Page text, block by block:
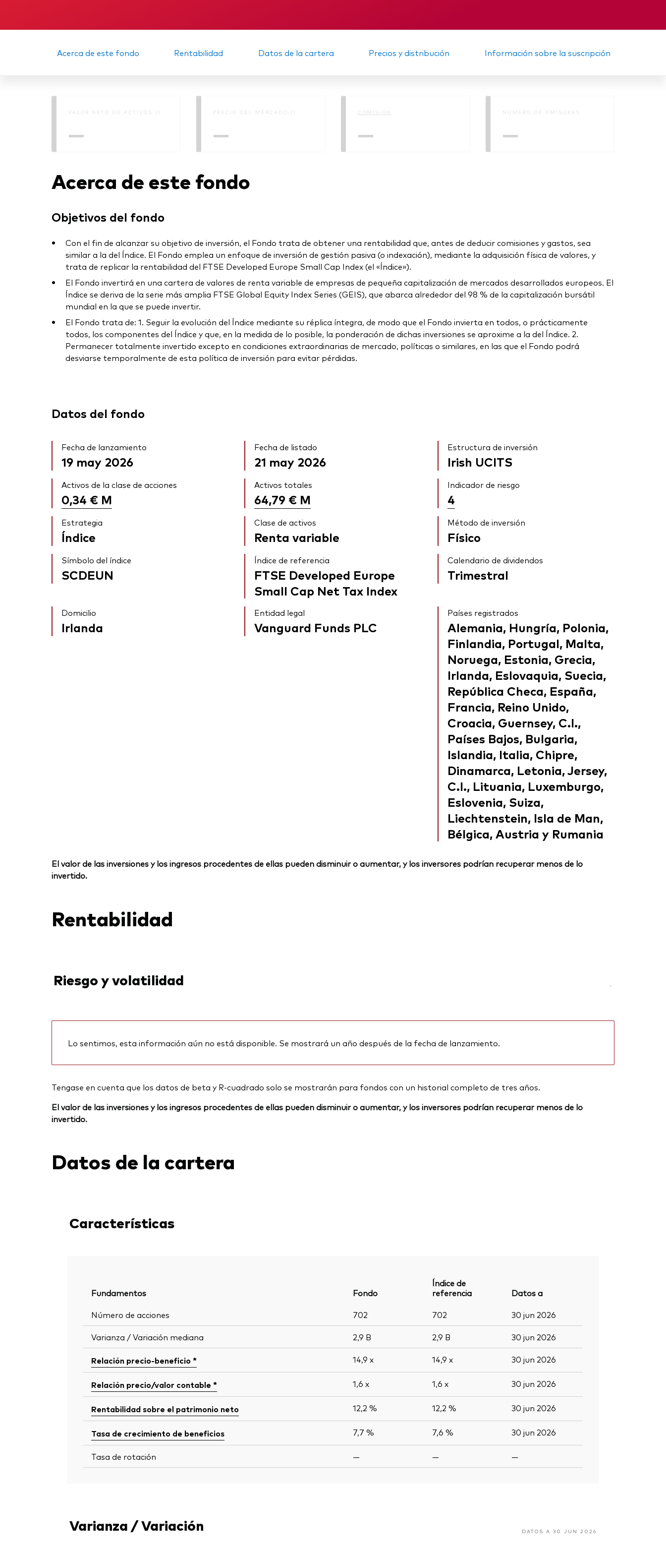
Acerca de este fondo Rentabilidad Datos de la cartera Precios y distribución Información sobre la suscripción
VALOR NETO DE ACTIVOS ()
—
PRECIO DEL MERCADO ()
—
COMISIÓN
—
NÚMERO DE EMISORAS
—
Acerca de este fondo
Objetivos del fondo
Con el fin de alcanzar su objetivo de inversión, el Fondo trata de obtener una rentabilidad que, antes de deducir comisiones y gastos, sea
similar a la del Índice. El Fondo emplea un enfoque de inversión de gestión pasiva (o indexación), mediante la adquisición física de valores, y
trata de replicar la rentabilidad del FTSE Developed Europe Small Cap Index (el «Índice»).
El Fondo invertirá en una cartera de valores de renta variable de empresas de pequeña capitalización de mercados desarrollados europeos. El
Índice se deriva de la serie más amplia FTSE Global Equity Index Series (GEIS), que abarca alrededor del 98 % de la capitalización bursátil
mundial en la que se puede invertir.
El Fondo trata de: 1. Seguir la evolución del Índice mediante su réplica íntegra, de modo que el Fondo invierta en todos, o prácticamente
todos, los componentes del Índice y que, en la medida de lo posible, la ponderación de dichas inversiones se aproxime a la del Índice. 2.
Permanecer totalmente invertido excepto en condiciones extraordinarias de mercado, políticas o similares, en las que el Fondo podrá
desviarse temporalmente de esta política de inversión para evitar pérdidas.
Datos del fondo
Fecha de lanzamiento
19 may 2026
Fecha de listado
21 may 2026
Estructura de inversión
Irish UCITS
Activos de la clase de acciones
0,34 € M
Activos totales
64,79 € M
Indicador de riesgo
4
Estrategia
Índice
Clase de activos
Renta variable
Método de inversión
Físico
Símbolo del índice
SCDEUN
Índice de referencia
FTSE Developed Europe
Small Cap Net Tax Index
Calendario de dividendos
Trimestral
Domicilio
Irlanda
Entidad legal
Vanguard Funds PLC
Países registrados
Alemania, Hungría, Polonia,
Finlandia, Portugal, Malta,
Noruega, Estonia, Grecia,
Irlanda, Eslovaquia, Suecia,
República Checa, España,
Francia, Reino Unido,
Croacia, Guernsey, C.I.,
Países Bajos, Bulgaria,
Islandia, Italia, Chipre,
Dinamarca, Letonia, Jersey,
C.I., Lituania, Luxemburgo,
Eslovenia, Suiza,
Liechtenstein, Isla de Man,
Bélgica, Austria y Rumania
El valor de las inversiones y los ingresos procedentes de ellas pueden disminuir o aumentar, y los inversores podrían recuperar menos de lo
invertido.
Rentabilidad
Riesgo y volatilidad -
Lo sentimos, esta información aún no está disponible. Se mostrará un año después de la fecha de lanzamiento.
Tengase en cuenta que los datos de beta y R-cuadrado solo se mostrarán para fondos con un historial completo de tres años.
El valor de las inversiones y los ingresos procedentes de ellas pueden disminuir o aumentar, y los inversores podrían recuperar menos de lo
invertido.
Datos de la cartera
Características
Fundamentos Fondo
Índice de
referencia
Datos a
Número de acciones
702 702 30 jun 2026
Varianza / Variación mediana 2,9 B 2,9 B 30 jun 2026
Relación precio-beneficio * 14,9 x 14,9 x 30 jun 2026
Relación precio/valor contable * 1,6 x 1,6 x 30 jun 2026
Rentabilidad sobre el patrimonio neto 12,2 % 12,2 % 30 jun 2026
Tasa de crecimiento de beneficios 7,7 % 7,6 % 30 jun 2026
Tasa de rotación — — —
Varianza / Variación DATOS A 30 JUN 2026